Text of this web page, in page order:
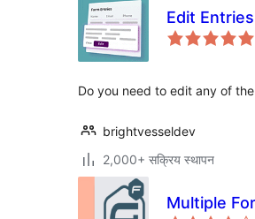
Edit
Do you need to edit any of
brightvesseldev
2,000+ सक्रिय स्थापन
Multiple